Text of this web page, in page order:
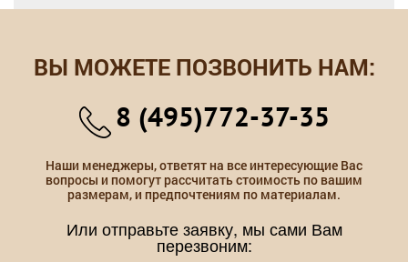
ВЫ МОЖЕТЕ ПОЗВОНИТЬ НАМ:
8 (495)772-37-35
Наши менеджеры, ответят на все интересующие Вас
вопросы и помогут рассчитать стоимость по вашим
размерам, и предпочтениям по материалам.
Или отправьте заявку, мы сами Вам
перезвоним: